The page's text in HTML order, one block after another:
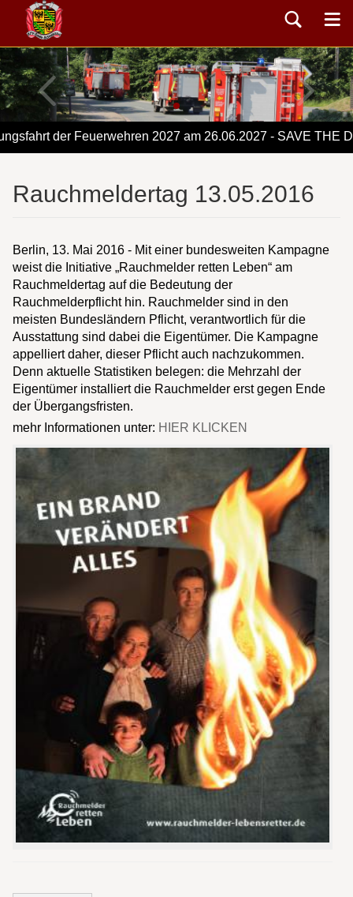
der Feuerwehren 2027 am 26.06.2027 - SAVE THE
Rauchmeldertag 13.05.2016
Berlin, 13. Mai 2016 - Mit einer bundesweiten Kampagne
weist die Initiative „Rauchmelder retten Leben“ am
Rauchmeldertag auf die Bedeutung der
Rauchmelderpflicht hin. Rauchmelder sind in den
meisten Bundesländern Pflicht, verantwortlich für die
Ausstattung sind dabei die Eigentümer. Die Kampagne
appelliert daher, dieser Pflicht auch nachzukommen.
Denn aktuelle Statistiken belegen: die Mehrzahl der
Eigentümer installiert die Rauchmelder erst gegen Ende
der Übergangsfristen.
mehr Informationen unter: HIER KLICKEN